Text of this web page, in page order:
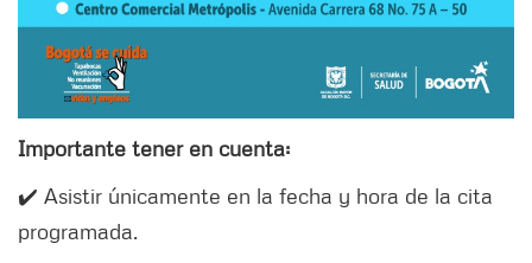
Importante tener en cuenta:
✔️ Asistir únicamente en la fecha y hora de la cita
programada.